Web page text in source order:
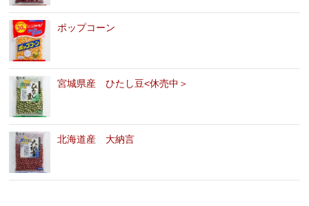
ポップコーン
宮城県産 ひたし豆<休売中＞
北海道産 大納言